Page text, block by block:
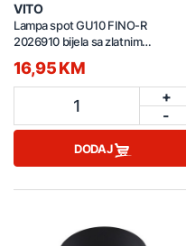
VITO
Lampa spot GU10 FINO-R
2026910 bijela sa zlatnim
16,95 KM
1
+
-
DODAJ